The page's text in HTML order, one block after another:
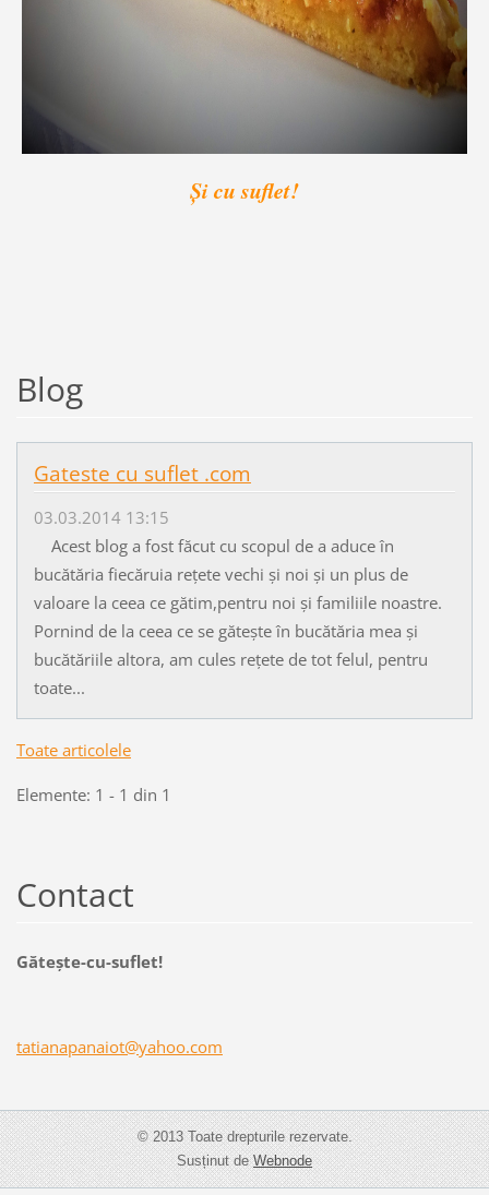
Și cu suflet!
Blog
Gateste cu suflet .com
03.03.2014 13:15
Acest blog a fost făcut cu scopul de a aduce în
bucătăria fiecăruia rețete vechi și noi și un plus de
valoare la ceea ce gătim,pentru noi și familiile noastre.
Pornind de la ceea ce se gătește în bucătăria mea și
bucătăriile altora, am cules rețete de tot felul, pentru
toate...
Toate articolele
Elemente: 1 - 1 din 1
Contact
Găteşte-cu-suflet!
tatianapanaiot@yahoo.com
© 2013 Toate drepturile rezervate.
Susținut deWebnode